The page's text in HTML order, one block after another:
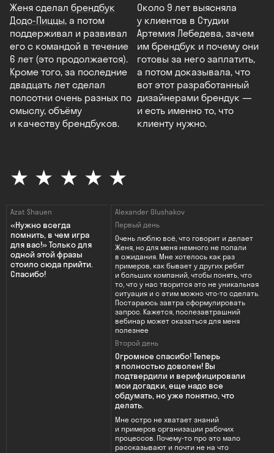
Женя сделал брендбук
Додо-Пиццы, а потом
поддерживал и развивал
его с командой в течение
6 лет (это продолжается).
Кроме того, за последние
двадцать лет сделал
полсотни очень разных по
смыслу, объёму
и качеству брендбуков.
Около 9 лет выясняла
у клиентов в Студии
Артемия Лебедева, зачем
им брендбук и почему они
готовы за него заплатить,
а потом доказывала, что
вот этот разработанный
дизайнерами брендук —
и есть именно то, что
клиенту нужно.
★ ★ ★ ★ ★
Azat Shauen
«Нужно всегда
помнить, в чем игра
для вас!» Только для
одной этой фразы
стоило сюда прийти.
Спасибо!
Alexander Glushakov
Первый день
Очень люблю всё, что говорит и делает
Женя, но для меня немного не попали
в ожидания. Мне хотелось как раз
примеров, как бывает у других ребят
и больших компаний, чтобы понять, что
то, что у нас творится это не уникальная
ситуация и с этим можно что-то сделать.
Постараюсь завтра сформулировать
запрос. Кажется, послезавтрашний
вебинар может оказаться для меня
полезнее
Второй день
Огромное спасибо! Теперь
я полностью доволен! Вы
подтвердили и верифицировали
мои догадки, еще надо все
обдумать, но уже понятно, что
делать.
Мне остро не хватает знаний
и примеров организации рабочих
процессов. Почему-то про это мало
рассказывают и почти не на что